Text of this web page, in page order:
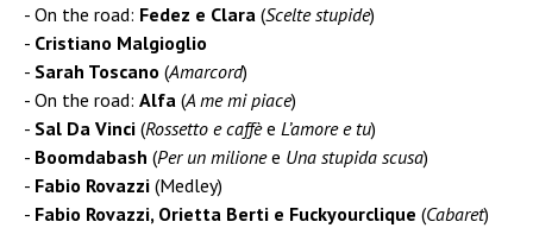
On the road: Fedez e Clara (Scelte stupide)
Cristiano Malgioglio
Sarah Toscano (Amarcord)
On the road: Alfa (A me mi piace)
Sal Da Vinci (Rossetto e caffèe L’amore e tu)
Boomdabash (Per un milionee Una stupida scusa)
Fabio Rovazzi (Medley)
Fabio Rovazzi, Orietta Berti e Fuckyourclique (Cabaret)